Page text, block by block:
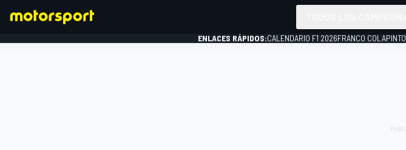
ENLACES RÁPIDOS:CALENDARIO F1 2026FRANCO COLAPINTO